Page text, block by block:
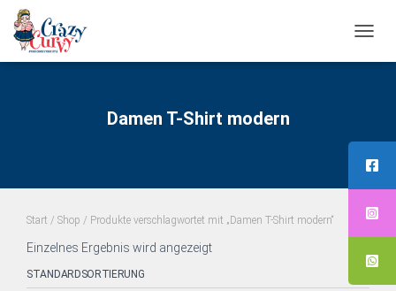
Damen T-Shirt modern
Start / Shop / Produkte verschlagwortet mit „Damen T-Shirt modern“
Einzelnes Ergebnis wird angezeigt